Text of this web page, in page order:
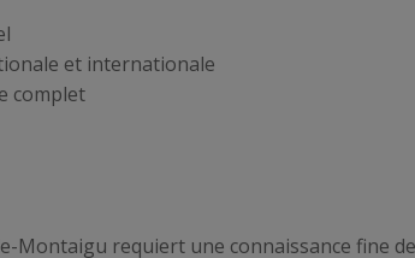
et internationale
complet
Montaigu requiert une connaissance fine